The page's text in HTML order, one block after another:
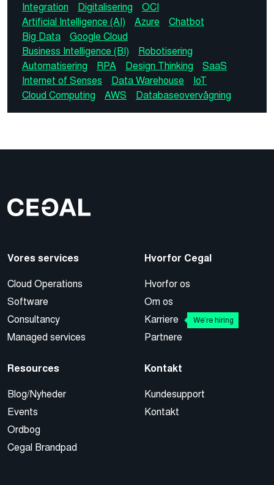
Integration Digitalisering
OCI
Artificial Intelligence (AI)
Azure
Chatbot
Big Data
Google Cloud
Business Intelligence (BI)
Robotisering
Automatisering
RPA Design Thinking
SaaS
Internet of Senses
Data Warehouse
IoT
Cloud Computing
AWS Databaseovervågning
Vores services
Cloud Operations
Software
Consultancy
Managed services
Hvorfor Cegal
Hvorfor os
Om os
Karriere
We’re hiring
Partnere
Resources
Blog/Nyheder
Events
Ordbog
Cegal Brandpad
Kontakt
Kundesupport
Kontakt